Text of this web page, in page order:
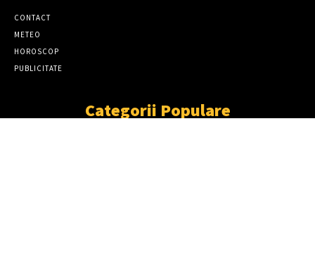
CONTACT
METEO
HOROSCOP
PUBLICITATE
Categorii Populare